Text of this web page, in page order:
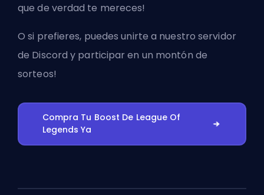
que de verdad te mereces!
O si prefieres, puedesunirte a nuestro servidor
de Discord y participar en un montón de
sorteos!
Compra Tu Boost De League Of
Legends Ya